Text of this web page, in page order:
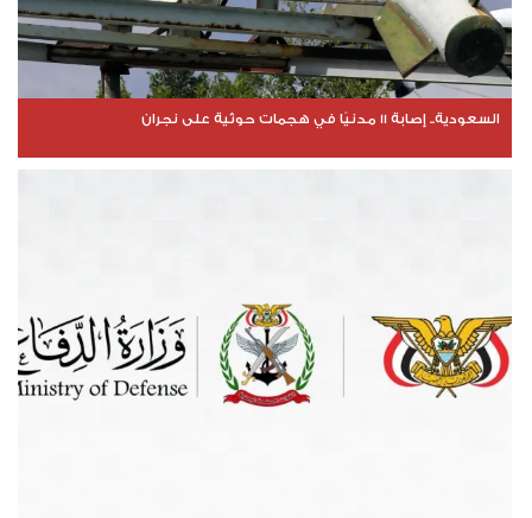
السعودية.. إصابة 11 مدنيًا في هجمات حوثية على نجران